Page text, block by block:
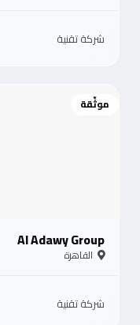
شركة تقنية
موثّقة
Al Adawy Group
القاهرة
شركة تقنية